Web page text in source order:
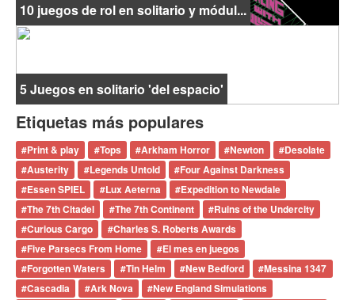
10 juegos de rol en solitario y módul...
5 Juegos en solitario 'del espacio'
Etiquetas más populares
#Print & play #Tops #Arkham Horror #Newton #Desolate
#Austerity #Legends Untold #Four Against Darkness
#Essen SPIEL #Lux Aeterna #Expedition to Newdale
#The 7th Citadel #The 7th Continent #Ruins of the Undercity
#Curious Cargo #Charles S. Roberts Awards
#Five Parsecs From Home #El mes en juegos
#Forgotten Waters #Tin Helm #New Bedford #Messina 1347
#Cascadia #Ark Nova #New England Simulations